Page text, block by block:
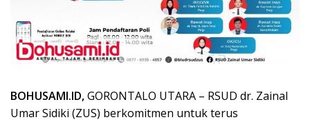
BOHUSAMI.ID,GORONTALO UTARA – RSUD dr. Zainal
Umar Sidiki (ZUS) berkomitmen untuk terus